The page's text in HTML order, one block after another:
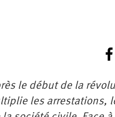
le début de la
les arrestations,